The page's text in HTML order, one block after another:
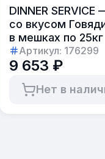
DINNER SERVICE
со вкусом
в мешках по 25кг
Артикул: 176299
9 653 ₽
Нет в